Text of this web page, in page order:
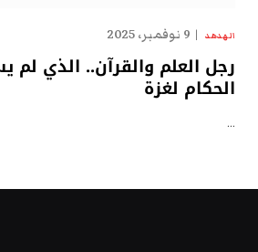
الهدهد 9 نوفمبر، 2025
رجل العلم والقرآن.. الذي لم
الحكام لغزة
…